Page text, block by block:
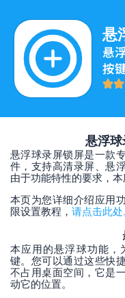
悬
悬
按
悬浮
悬浮球录屏锁屏是一款
件，支持高清录屏、悬
由于功能特性的要求，本
本页为您详细介绍应用
限设置教程， 请点击此处
本应用的悬浮球功能，
键。您可以通过这些快
不占用桌面空间，它是
动它的位置。